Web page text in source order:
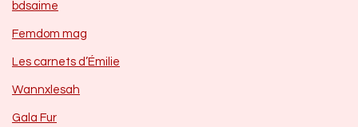
bdsaime
Femdom mag
Les carnets d’Émilie
Wannxlesah
Gala Fur